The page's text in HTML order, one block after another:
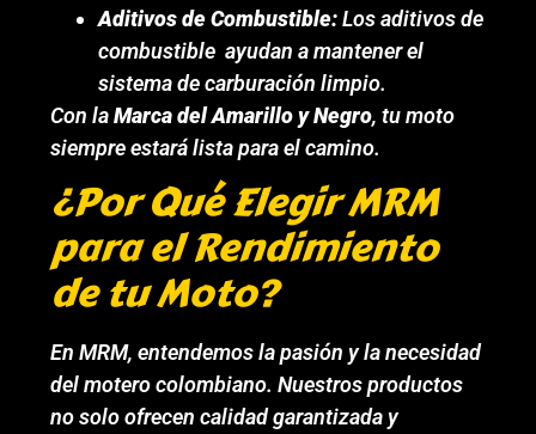
Aditivos de Combustible:Los aditivos de
combustible ayudan a mantener el
sistema de carburación limpio.
Con laMarca del Amarillo y Negro, tu moto
siempre estará lista para el camino.
¿Por Qué Elegir MRM
para el Rendimiento
de tu Moto?
En MRM, entendemos la pasión y la necesidad
del motero colombiano. Nuestros productos
no solo ofrecen calidad garantizada y